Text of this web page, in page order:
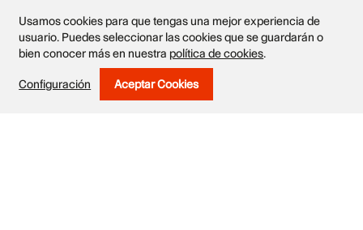
Obras
Usamos cookies para que tengas una mejor experiencia de
usuario. Puedes seleccionar las cookies que se guardarán o
bien conocer más en nuestra política de cookies.
Configuración Aceptar Cookies